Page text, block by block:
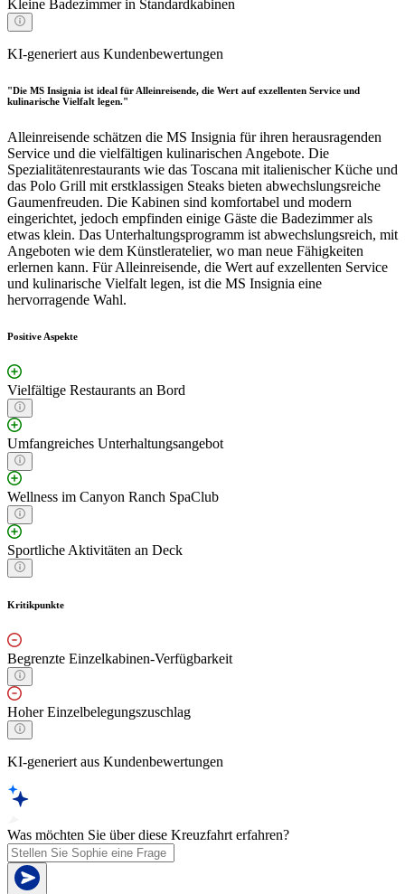
Kleine Badezimmer in Standardkabinen
KI-generiert aus Kundenbewertungen
"Die MS Insignia ist ideal für Alleinreisende, die Wert auf exzellenten Service und
kulinarische Vielfalt legen."
Alleinreisende schätzen die MS Insignia für ihren herausragenden
Service und die vielfältigen kulinarischen Angebote. Die
Spezialitätenrestaurants wie das Toscana mit italienischer Küche und
das Polo Grill mit erstklassigen Steaks bieten abwechslungsreiche
Gaumenfreuden. Die Kabinen sind komfortabel und modern
eingerichtet, jedoch empfinden einige Gäste die Badezimmer als
etwas klein. Das Unterhaltungsprogramm ist abwechslungsreich, mit
Angeboten wie dem Künstleratelier, wo man neue Fähigkeiten
erlernen kann. Für Alleinreisende, die Wert auf exzellenten Service
und kulinarische Vielfalt legen, ist die MS Insignia eine
hervorragende Wahl.
Positive Aspekte
Vielfältige Restaurants an Bord
Umfangreiches Unterhaltungsangebot
Wellness im Canyon Ranch SpaClub
Sportliche Aktivitäten an Deck
Kritikpunkte
Begrenzte Einzelkabinen-Verfügbarkeit
Hoher Einzelbelegungszuschlag
KI-generiert aus Kundenbewertungen
Was möchten Sie über diese Kreuzfahrt erfahren?